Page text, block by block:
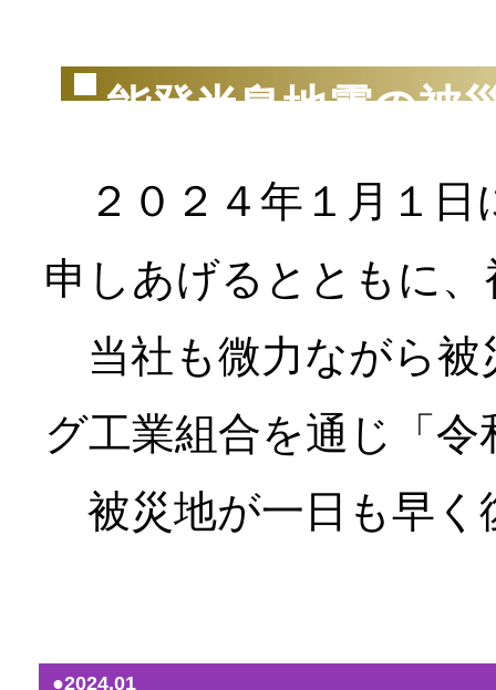
能登半島地震の被
２０２４年１月１日
申しあげるとともに
当社も微力ながら被
グ工業組合を通じ「
被災地が一日も早く
●2024.01